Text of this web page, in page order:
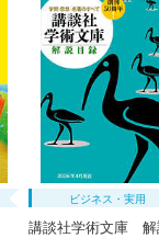
ビジネス・実用
講談社学術文庫 解